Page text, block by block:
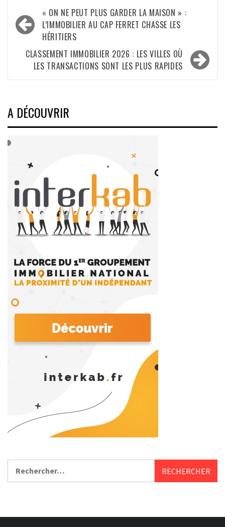
Navigation
de
l’article
« ON NE PEUT PLUS GARDER LA MAISON » :
L’IMMOBILIER AU CAP FERRET CHASSE LES
HÉRITIERS
CLASSEMENT IMMOBILIER 2026 : LES VILLES OÙ
LES TRANSACTIONS SONT LES PLUS RAPIDES
A DÉCOUVRIR